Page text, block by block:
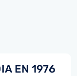
EN 1976